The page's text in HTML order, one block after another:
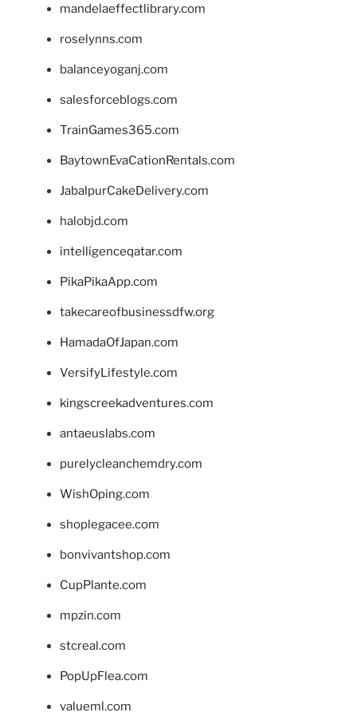
mandelaeffectlibrary.com
roselynns.com
balanceyoganj.com
salesforceblogs.com
TrainGames365.com
BaytownEvaCationRentals.com
JabalpurCakeDelivery.com
halobjd.com
intelligenceqatar.com
PikaPikaApp.com
takecareofbusinessdfw.org
HamadaOfJapan.com
VersifyLifestyle.com
kingscreekadventures.com
antaeuslabs.com
purelycleanchemdry.com
WishOping.com
shoplegacee.com
bonvivantshop.com
CupPlante.com
mpzin.com
stcreal.com
PopUpFlea.com
valueml.com